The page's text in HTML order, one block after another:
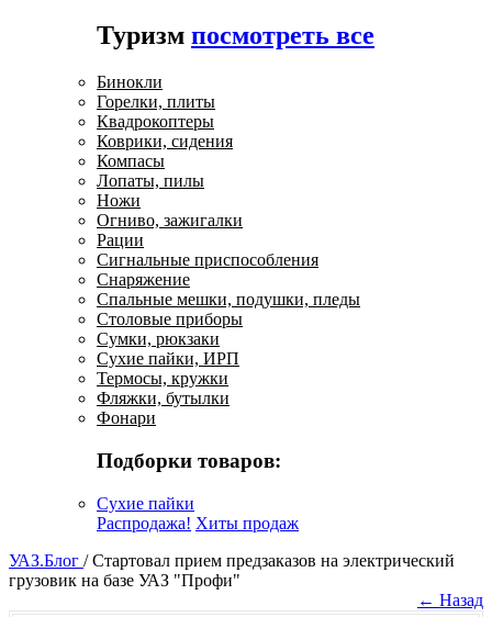
Туризм посмотреть все
Бинокли
Горелки, плиты
Квадрокоптеры
Коврики, сидения
Компасы
Лопаты, пилы
Ножи
Огниво, зажигалки
Рации
Сигнальные приспособления
Снаряжение
Спальные мешки, подушки, пледы
Столовые приборы
Сумки, рюкзаки
Сухие пайки, ИРП
Термосы, кружки
Фляжки, бутылки
Фонари
Подборки товаров:
Сухие пайки
Распродажа! Хиты продаж
УАЗ.Блог / Стартовал прием предзаказов на электрический
грузовик на базе УАЗ "Профи"
← Назад